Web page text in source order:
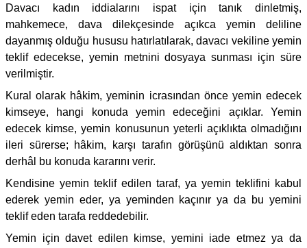
Davacı kadın iddialarını ispat için tanık dinletmiş,
mahkemece, dava dilekçesinde açıkca yemin deliline
dayanmış olduğu hususu hatırlatılarak, davacı vekiline yemin
teklif edecekse, yemin metnini dosyaya sunması için süre
verilmiştir.
Kural olarak hâkim, yeminin icrasından önce yemin edecek
kimseye, hangi konuda yemin edeceğini açıklar. Yemin
edecek kimse, yemin konusunun yeterli açıklıkta olmadığını
ileri sürerse; hâkim, karşı tarafın görüşünü aldıktan sonra
derhâl bu konuda kararını verir.
Kendisine yemin teklif edilen taraf, ya yemin teklifini kabul
ederek yemin eder, ya yeminden kaçınır ya da bu yemini
teklif eden tarafa reddedebilir.
Yemin için davet edilen kimse, yemini iade etmez ya da